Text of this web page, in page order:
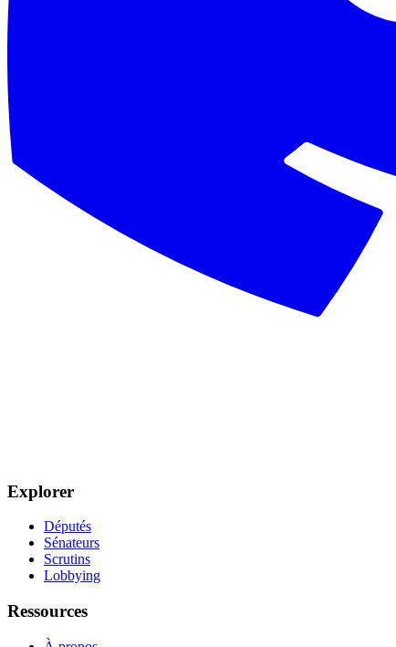
Explorer
Députés
Sénateurs
Scrutins
Lobbying
Ressources